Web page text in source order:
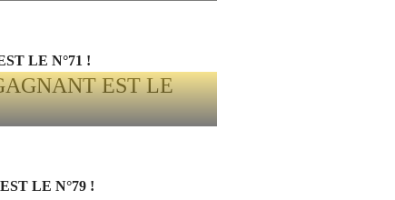
LE N°71 !
LE N°79 !